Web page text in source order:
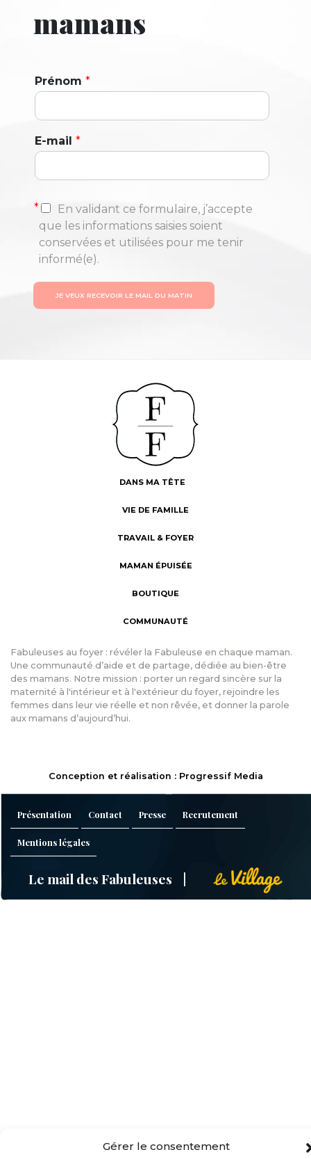
Gérer le consentement
mamans
Prénom *
E-mail *
*
En validant ce formulaire, j’accepte
que les informations saisies soient
conservées et utilisées pour me tenir
informé(e).
JE VEUX RECEVOIR LE MAIL DU MATIN
DANS MA TÊTE
VIE DE FAMILLE
TRAVAIL & FOYER
MAMAN ÉPUISÉE
BOUTIQUE
COMMUNAUTÉ
Fabuleuses au foyer : révéler la Fabuleuse en chaque maman.
Une communauté d’aide et de partage, dédiée au bien-être
des mamans. Notre mission : porter un regard sincère sur la
maternité à l'intérieur et à l'extérieur du foyer, rejoindre les
femmes dans leur vie réelle et non rêvée, et donner la parole
aux mamans d’aujourd’hui.
Conception et réalisation : Progressif Media
Présentation Contact Presse Recrutement
Mentions légales
Le mail des Fabuleuses